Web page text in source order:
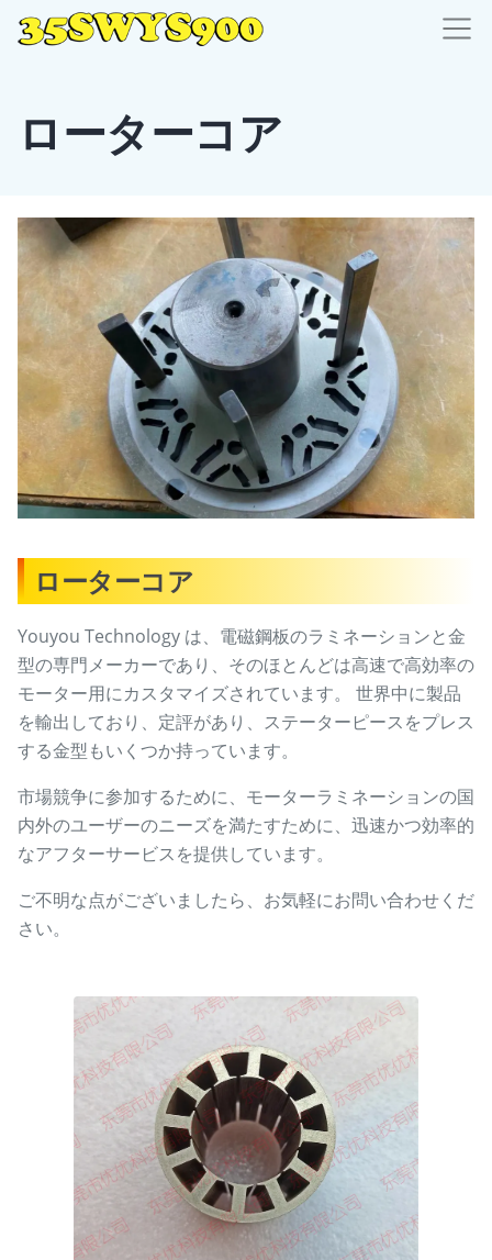
ローターコア
ローターコア
Youyou Technology は、電磁鋼板のラミネーションと金
型の専門メーカーであり、そのほとんどは高速で高効率の
モーター用にカスタマイズされています。 世界中に製品
を輸出しており、定評があり、ステーターピースをプレス
する金型もいくつか持っています。
市場競争に参加するために、モーターラミネーションの国
内外のユーザーのニーズを満たすために、迅速かつ効率的
なアフターサービスを提供しています。
ご不明な点がございましたら、お気軽にお問い合わせくだ
さい。